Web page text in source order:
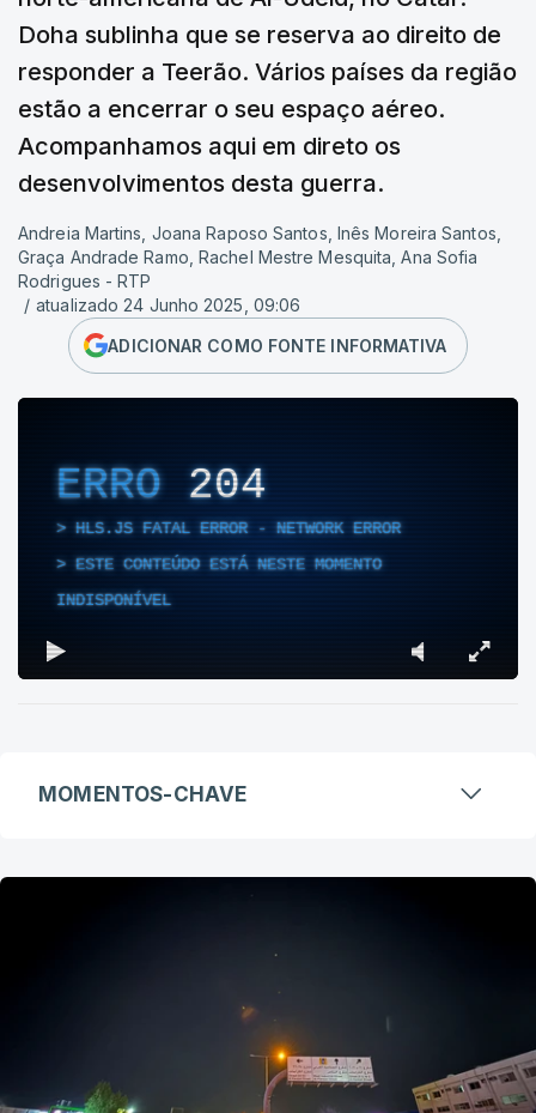
Doha sublinha que se reserva ao direito de
responder a Teerão. Vários países da região
estão a encerrar o seu espaço aéreo.
Acompanhamos aqui em direto os
desenvolvimentos desta guerra.
Andreia Martins, Joana Raposo Santos, Inês Moreira Santos,
Graça Andrade Ramo, Rachel Mestre Mesquita, Ana Sofia
Rodrigues - RTP
/ atualizado 24 Junho 2025, 09:06
ADICIONAR COMO FONTE INFORMATIVA
ERRO204
HLS.JS FATAL ERROR - NETWORK ERROR
ESTE CONTEÚDO ESTÁ NESTE MOMENTO
INDISPONÍVEL
MOMENTOS-CHAVE